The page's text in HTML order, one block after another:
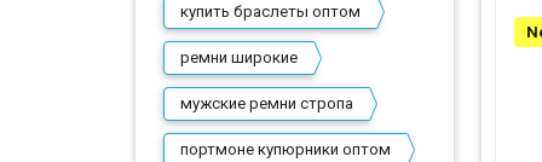
купить браслеты оптом
ремни широкие
мужские ремни стропа
портмоне купюрники оптом